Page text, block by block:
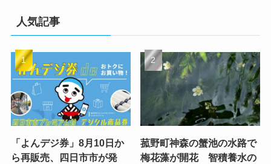
人気記事
「よんデジ券」8月10日か
ら再販売、四日市市が発
菰野町神森の蟹池の水路で
梅花藻が開花 智積養水の